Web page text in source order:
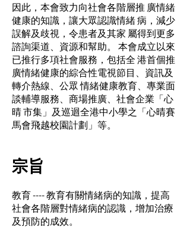
因此，本會致力向社會各階層推 廣情緒
健康的知識，讓大眾認識情緒 病，減少
誤解及歧視，令患者及其家 屬得到更多
諮詢渠道、資源和幫助。 本會成立以來
已推行多項社會服務，包括全 港首個推
廣情緒健康的綜合性電視節目、資訊及
轉介熱線、公眾 情緒健康教育、專業面
談輔導服務、商場推廣、社會企業「心
晴 市集」及巡迴全港中小學之「心晴賽
馬會飛越校園計劃」等。
宗旨
教育 ---- 教育有關情緒病的知識，提高
社會各階層對情緒病的認識，增加治療
及預防的成效。